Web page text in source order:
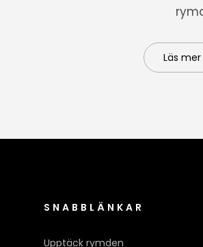
Läs
SNABBLÄNKAR
Upptäck rymden